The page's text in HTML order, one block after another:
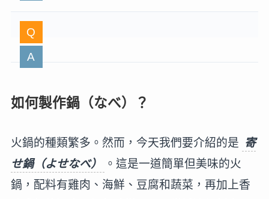
如何製作鍋（なべ）？
火鍋的種類繁多。然而，今天我們要介紹的是 寄
せ鍋（よせなべ）
。這是一道簡單但美味的火
鍋，配料有雞肉、海鮮、豆腐和蔬菜，再加上香